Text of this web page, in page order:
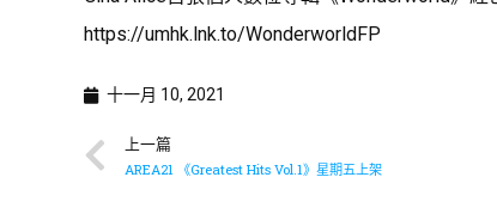
https://umhk.lnk.to/WonderworldFP
十一月 10, 2021
上一篇
AREA21 《Greatest Hits Vol.1》星期五上架